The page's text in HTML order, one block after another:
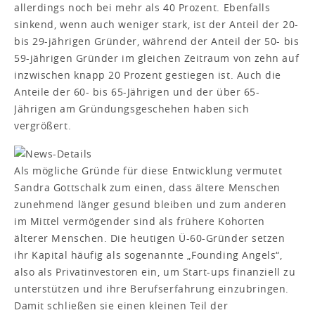
allerdings noch bei mehr als 40 Prozent. Ebenfalls
sinkend, wenn auch weniger stark, ist der Anteil der 20-
bis 29-jährigen Gründer, während der Anteil der 50- bis
59-jährigen Gründer im gleichen Zeitraum von zehn auf
inzwischen knapp 20 Prozent gestiegen ist. Auch die
Anteile der 60- bis 65-Jährigen und der über 65-
Jährigen am Gründungsgeschehen haben sich
vergrößert.
Als mögliche Gründe für diese Entwicklung vermutet
Sandra Gottschalk zum einen, dass ältere Menschen
zunehmend länger gesund bleiben und zum anderen
im Mittel vermögender sind als frühere Kohorten
älterer Menschen. Die heutigen Ü-60-Gründer setzen
ihr Kapital häufig als sogenannte „Founding Angels“,
also als Privatinvestoren ein, um Start-ups finanziell zu
unterstützen und ihre Berufserfahrung einzubringen.
Damit schließen sie einen kleinen Teil der